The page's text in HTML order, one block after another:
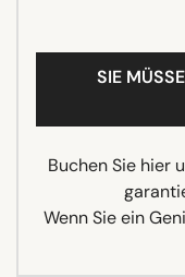
SIE
Buchen Sie hier
Wenn Sie ein